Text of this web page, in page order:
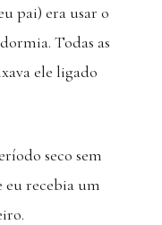
pai) era usar o
Todas as
ele ligado
seco sem
eu recebia um